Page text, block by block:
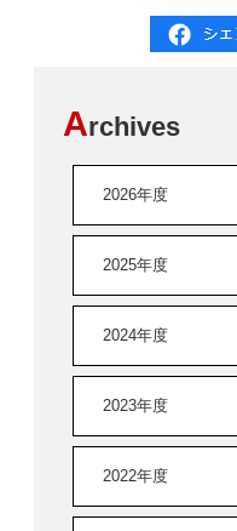
Archives
2026年度
2025年度
2024年度
2023年度
2022年度